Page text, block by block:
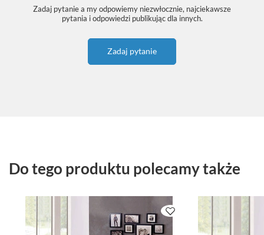
Zadaj pytanie a my odpowiemy niezwłocznie, najciekawsze
pytania i odpowiedzi publikując dla innych.
Zadaj pytanie
Do tego produktu polecamy także